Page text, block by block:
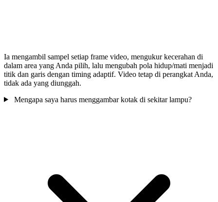
Ia mengambil sampel setiap frame video, mengukur kecerahan di
dalam area yang Anda pilih, lalu mengubah pola hidup/mati menjadi
titik dan garis dengan timing adaptif. Video tetap di perangkat Anda,
tidak ada yang diunggah.
Mengapa saya harus menggambar kotak di sekitar lampu?